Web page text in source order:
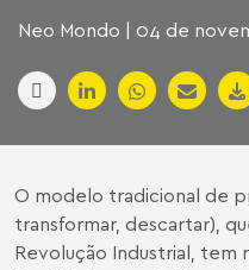
Neo Mondo | 04 de
O modelo tradicional de
transformar, descartar),
Revolução Industrial,